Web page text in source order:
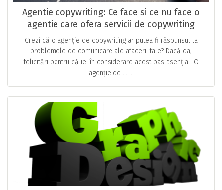
Agentie copywriting: Ce face si ce nu face o
agentie care ofera servicii de copywriting
Crezi că o agenție de copywriting ar putea fi răspunsul la
problemele de comunicare ale afacerii tale? Dacă da,
felicitări pentru că iei în considerare acest pas esențial! O
agenție de … ...